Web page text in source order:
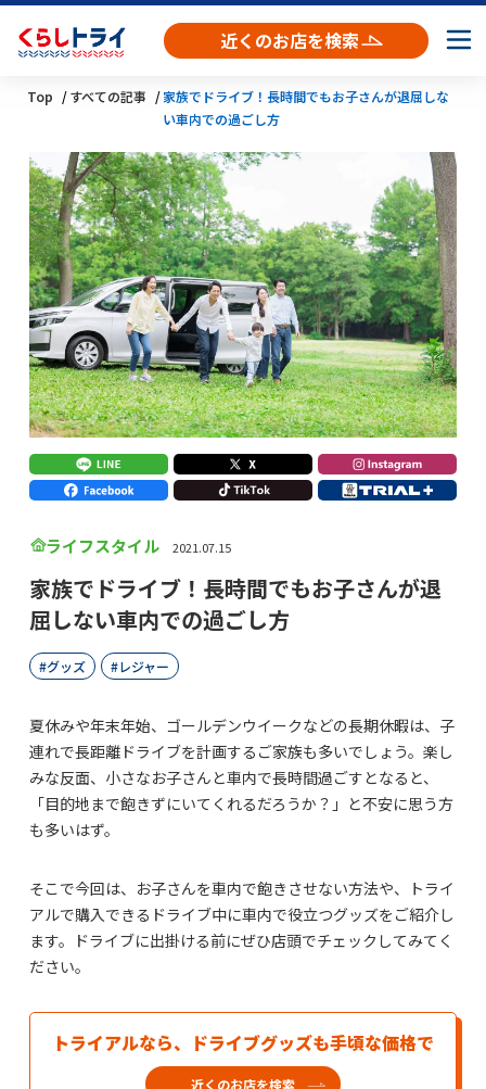
近くのお店を検索
Top すべての記事
家族でドライブ！長時間でもお子さんが退屈しな
い車内での過ごし方
ライフスタイル 2021.07.15
家族でドライブ！長時間でもお子さんが退
屈しない車内での過ごし方
グッズ レジャー
夏休みや年末年始、ゴールデンウイークなどの長期休暇は、子
連れで長距離ドライブを計画するご家族も多いでしょう。楽し
みな反面、小さなお子さんと車内で長時間過ごすとなると、
「目的地まで飽きずにいてくれるだろうか？」と不安に思う方
も多いはず。
そこで今回は、お子さんを車内で飽きさせない方法や、トライ
アルで購入できるドライブ中に車内で役立つグッズをご紹介し
ます。ドライブに出掛ける前にぜひ店頭でチェックしてみてく
ださい。
トライアルなら、ドライブグッズも手頃な価格で
近くのお店を検索